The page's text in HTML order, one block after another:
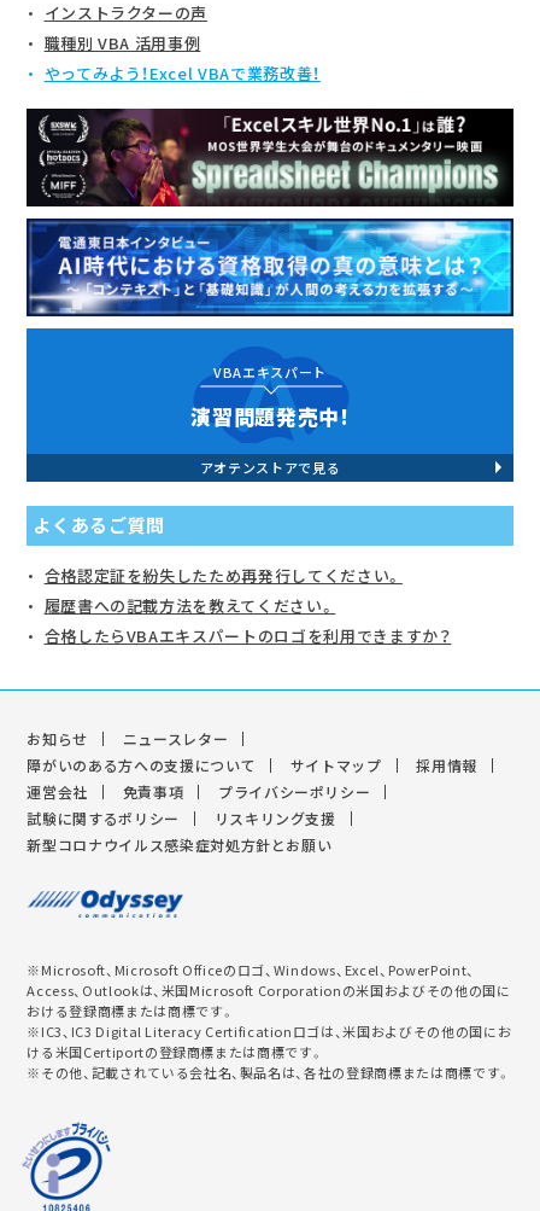
インストラクターの声
職種別 VBA 活用事例
やってみよう！Excel VBAで業務改善！
VBAエキスパート
演習問題発売中!
アオテンストアで見る
よくあるご質問
合格認定証を紛失したため再発行してください。
履歴書への記載方法を教えてください。
合格したらVBAエキスパートのロゴを利用できますか？
お知らせ
ニュースレター
障がいのある方への支援について
サイトマップ
採用情報
運営会社
免責事項
プライバシーポリシー
試験に関するポリシー
リスキリング支援
新型コロナウイルス感染症対処方針とお願い
※Microsoft、Microsoft Officeのロゴ、Windows、Excel、PowerPoint、
Access、Outlookは、米国Microsoft Corporationの米国およびその他の国に
おける登録商標または商標です。
※IC3、IC3 Digital Literacy Certificationロゴは、米国およびその他の国にお
ける米国Certiportの登録商標または商標です。
※その他、記載されている会社名、製品名は、各社の登録商標または商標です。